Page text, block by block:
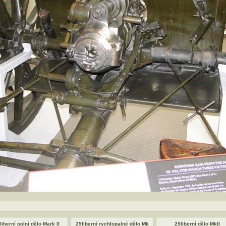
polní dělo Mark II 25liberní rychlopalné dělo Mk 25liberní dělo MkII